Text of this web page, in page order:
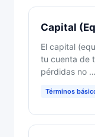
Capital
El capital
tu cuenta de
pérdidas no …
Términos